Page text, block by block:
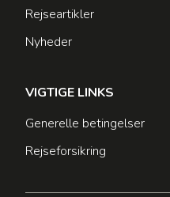
Rejseartikler
Nyheder
VIGTIGE LINKS
Generelle betingelser
Rejseforsikring